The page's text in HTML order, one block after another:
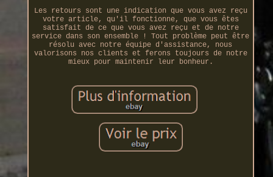
Les retours sont une indication que vous avez reçu
votre article, qu'il fonctionne, que vous êtes
satisfait de ce que vous avez reçu et de notre
service dans son ensemble ! Tout problème peut être
résolu avec notre équipe d'assistance, nous
valorisons nos clients et ferons toujours de notre
mieux pour maintenir leur bonheur.